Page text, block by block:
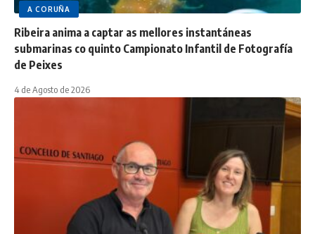
A CORUÑA
Ribeira anima a captar as mellores instantáneas
submarinas co quinto Campionato Infantil de Fotografía
de Peixes
4 de Agosto de 2026